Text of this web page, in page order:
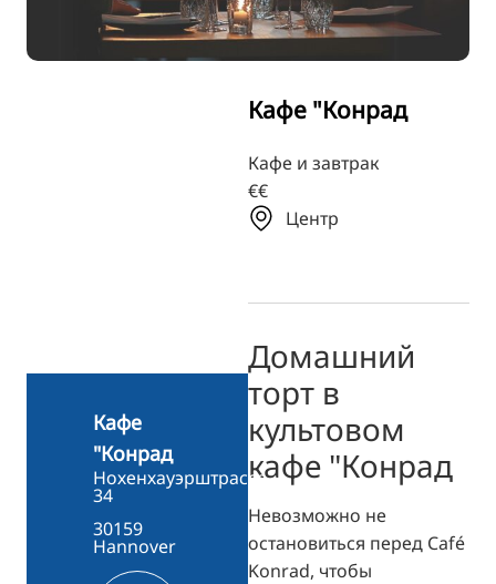
FI
Кафе "Конрад
Кафе и завтрак
€€
Центр
Домашний
торт в
культовом
кафе "Конрад
Невозможно не
остановиться перед Café
Konrad, чтобы
Кафе
"Конрад
Нохенхауэрштрассе,
34
30159
Hannover